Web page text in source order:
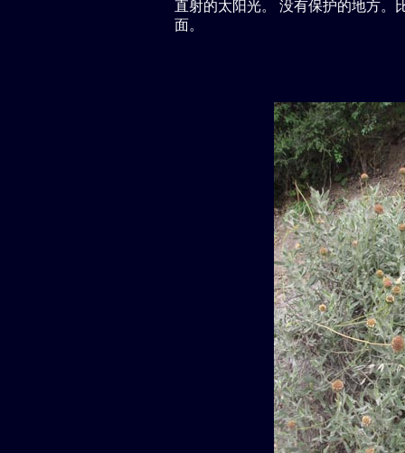
直射的太阳光。 没有保护的地方。
面。